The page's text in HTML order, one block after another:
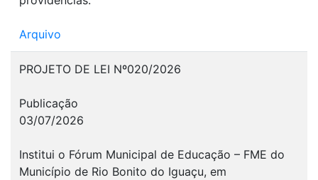
Arquivo
PROJETO DE LEI Nº020/2026
Publicação
03/07/2026
Institui o Fórum Municipal de Educação – FME do
Município de Rio Bonito do Iguaçu, em